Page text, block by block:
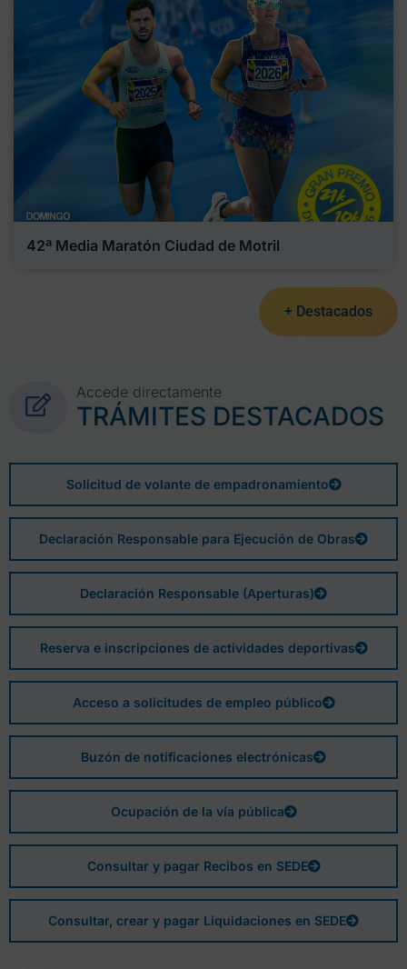
42ª Media Maratón Ciudad de Motril
+ Destacados
Accede directamente
TRÁMITES DESTACADOS
Solicitud de volante de empadronamiento
Declaración Responsable para Ejecución de Obras
Declaración Responsable (Aperturas)
Reserva e inscripciones de actividades deportivas
Acceso a solicitudes de empleo público
Buzón de notificaciones electrónicas
Ocupación de la vía pública
Consultar y pagar Recibos en SEDE
Consultar, crear y pagar Liquidaciones en SEDE